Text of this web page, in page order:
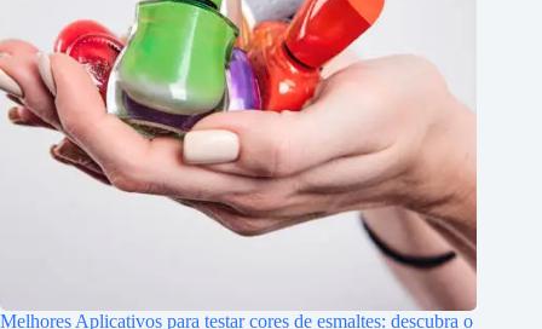
Melhores Aplicativos para testar cores de esmaltes: descubra o